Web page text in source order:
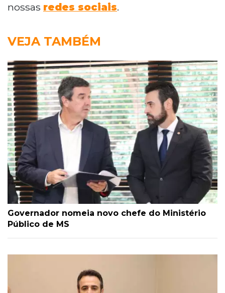
nossas redes sociais.
VEJA TAMBÉM
Governador nomeia novo chefe do Ministério
Público de MS